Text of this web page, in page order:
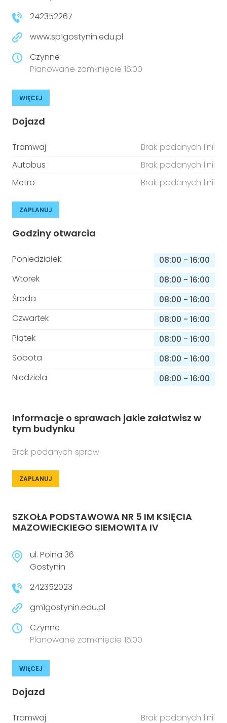
242352267
www.sp1gostynin.edu.pl
Czynne
Planowane zamknięcie 16:00
WIĘCEJ
Dojazd
Tramwaj
Brak podanych linii
Autobus
Brak podanych linii
Metro
Brak podanych linii
ZAPLANUJ
Godziny otwarcia
Poniedziałek 08:00 - 16:00
Wtorek
08:00 - 16:00
Środa
08:00 - 16:00
Czwartek
08:00 - 16:00
Piątek
08:00 - 16:00
Sobota
08:00 - 16:00
Niedziela
08:00 - 16:00
Informacje o sprawach jakie załatwisz w
tym budynku
Brak podanych spraw
ZAPLANUJ
SZKOŁA PODSTAWOWA NR 5 IM KSIĘCIA
MAZOWIECKIEGO SIEMOWITA IV
ul. Polna 36
Gostynin
242352023
gm1gostynin.edu.pl
Czynne
Planowane zamknięcie 16:00
WIĘCEJ
Dojazd
Tramwaj
Brak podanych linii